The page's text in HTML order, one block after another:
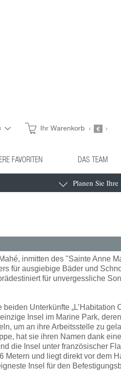
Ihr Warenkorb
FAVORITEN DAS TEAM
Planen Sie
inmitten des "Sainte Anne
für ausgiebige Bäder und
für unvergessliche
Unterkünfte „L’Habitation
Insel im Marine Park,
um an ihre Arbeitsstelle zu
hat sie ihren Namen dank
die Insel unter französischer
Metern und liegt direkt vor dem
Insel für den